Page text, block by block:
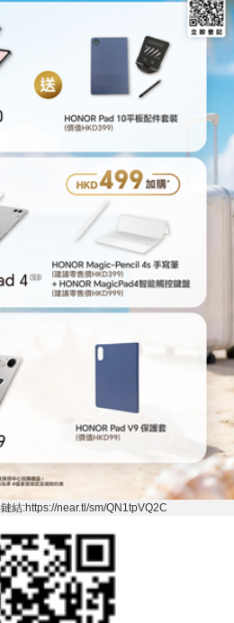
結:https://near.tl/sm/QN1tpVQ2C